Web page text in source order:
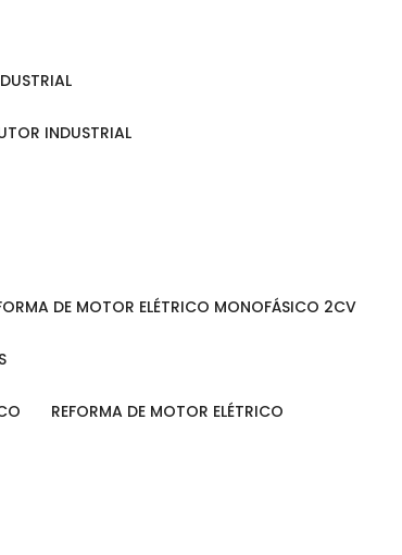
INDUSTRIAL
DE MOTOR ELÉTRICO MONOFÁSICO 2CV
REFORMA DE MOTOR ELÉTRICO